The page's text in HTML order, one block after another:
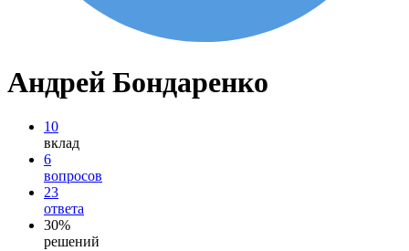
Андрей Бондаренко
10
вклад
6
вопросов
23
ответа
30%
решений